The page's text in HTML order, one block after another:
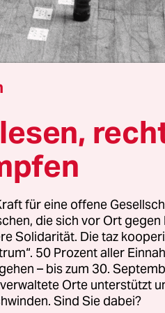
bisher eigentlich nicht
war bislang vor
etwa durch das
keinem Geringeren als
Zorn. Eindrücklich auch
mit dem Gitarristen
Jim White:
für eine offene
die sich vor Ort
Solidarität. Die taz
50 Prozent aller
– bis zum 30.
Orte unterstützt
Sind Sie dabei?